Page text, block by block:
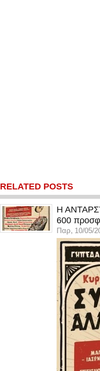
RELATED POSTS
Η
600
Παρ, 10/05/